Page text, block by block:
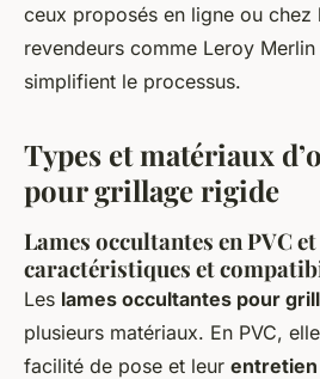
ceux proposés en ligne ou chez
revendeurs comme Leroy
simplifient le processus.
Types et matériaux
pour grillage rigide
Lames occultantes en PVC
caractéristiques et
Les lames occultantes pour
plusieurs matériaux. En PVC,
facilité de pose et leur entretien